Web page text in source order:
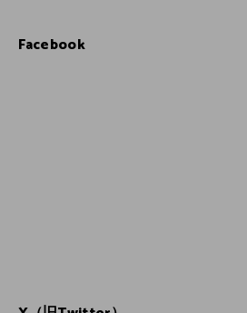
Facebook